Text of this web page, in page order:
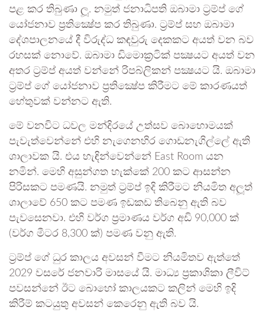
පළ කර තිබුණා ලූ. නමුත් ජනාධිපති ඔබාමා ට‍්‍රම්ප් ගේ
යෝජනාව ප‍්‍රතික්‍ෂේප කර තිබුණා. ට‍්‍රම්ප් සහ ඔබාමා
දේශපාලනයේ දී විරුද්ධ කඳවුරු දෙකකට අයත් වන බව
රහසක් නොවේ. ඔබාමා ඩිමොක‍්‍රටික් පක්‍ෂයට අයත් වන
අතර ට‍්‍රම්ප් අයත් වන්නේ රිපබ්ලිකන් පක්‍ෂයට යි. ඔබාමා
ට‍්‍රම්ප් ගේ යෝජනාව ප‍්‍රතික්‍ෂේප කිරීමට මේ කාරණයත්
හේතුවක් වන්නට ඇති.
මේ වනවිට ධවල මන්දිරයේ උත්සව බොහොමයක්
පැවැත්වෙන්නේ එහි නැගෙනහිර ගොඩනැගිල්ලේ ඇති
ශාලාවක යි. එය හැඳින්වෙන්නේ East Room යන
නමින්. මෙහි අසුන්ගත හැක්කේ 200 කට ආසන්න
පිරිසකට පමණයි. නමුත් ට‍්‍රම්ප් ඉදි කිරීමට නියමිත අලූත්
ශාලාවේ 650 කට පමණ ඉඩකඩ තිබෙනු ඇති බව
පැවසෙනවා. එහි වර්ග ප‍්‍රමාණය වර්ග අඩි 90,000 ක්
(වර්ග මීටර 8,300 ක්) පමණ වනු ඇති.
ට‍්‍රම්ප් ගේ ධුර කාලය අවසන් වීමට නියමිතව ඇත්තේ
2029 වසරේ ජනවාරි මාසයේ යි. මාධ්‍ය ප‍්‍රකාශිකා ලීවිට්
පවසන්නේ ඊට බොහෝ කාලයකට කලින් මෙහි ඉදි
කිරීම් කටයුතු අවසන් කෙරෙනු ඇති බව යි.